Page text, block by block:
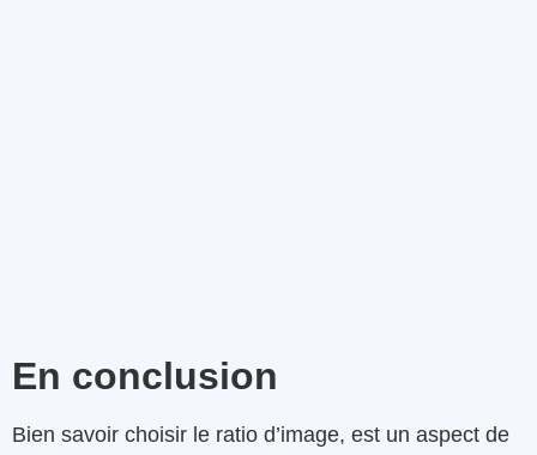
En conclusion
Bien savoir choisir le ratio d’image, est un aspect de